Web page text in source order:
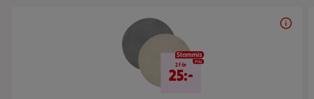
Bildspel med 5 bilder.
2 för 25 kr
2 för
25:-